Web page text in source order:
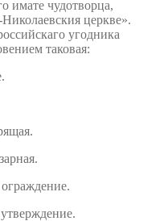
имате чудотворца,
церкве».
угодника
таковая: